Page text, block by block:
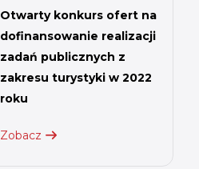
Otwarty konkurs ofert na
dofinansowanie realizacji
zadań publicznych z
zakresu turystyki w 2022
roku
Zobacz